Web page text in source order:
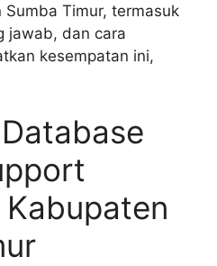
Timur, termasuk
jawab, dan cara
kesempatan ini,